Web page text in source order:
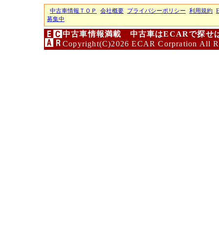
中古車情報ＴＯＰ 会社概要 プライバシーポリシー 利用規約
募集中
中古車情報満載 中古車はECARで探せ
Copyright(C)2026 ECAR Corpration All